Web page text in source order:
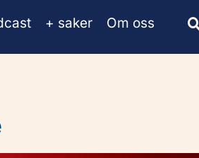
+ saker Om oss